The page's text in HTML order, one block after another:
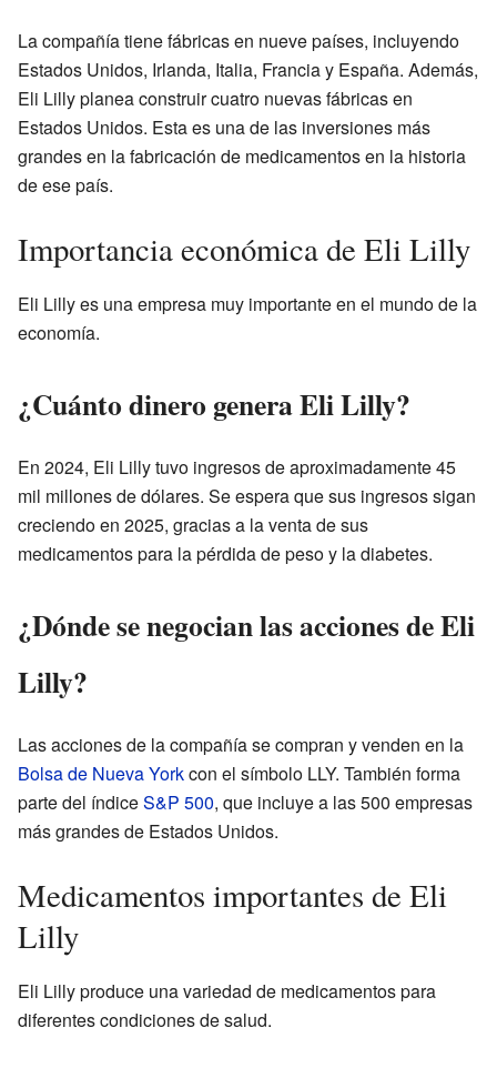
La compañía tiene fábricas en nueve países, incluyendo
Estados Unidos, Irlanda, Italia, Francia y España. Además,
Eli Lilly planea construir cuatro nuevas fábricas en
Estados Unidos. Esta es una de las inversiones más
grandes en la fabricación de medicamentos en la historia
de ese país.
Importancia económica de Eli Lilly
Eli Lilly es una empresa muy importante en el mundo de la
economía.
¿Cuánto dinero genera Eli Lilly?
En 2024, Eli Lilly tuvo ingresos de aproximadamente 45
mil millones de dólares. Se espera que sus ingresos sigan
creciendo en 2025, gracias a la venta de sus
medicamentos para la pérdida de peso y la diabetes.
¿Dónde se negocian las acciones de Eli
Lilly?
Las acciones de la compañía se compran y venden en la
Bolsa de Nueva Yorkcon el símbolo LLY. También forma
parte del índiceS&P 500, que incluye a las 500 empresas
más grandes de Estados Unidos.
Medicamentos importantes de Eli
Lilly
Eli Lilly produce una variedad de medicamentos para
diferentes condiciones de salud.